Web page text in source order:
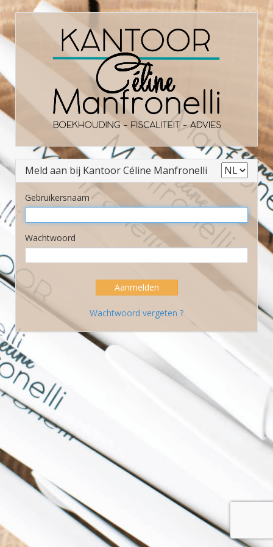
Meld aan bij Kantoor Céline Manfronelli
Gebruikersnaam
Wachtwoord
Aanmelden
Wachtwoord vergeten ?